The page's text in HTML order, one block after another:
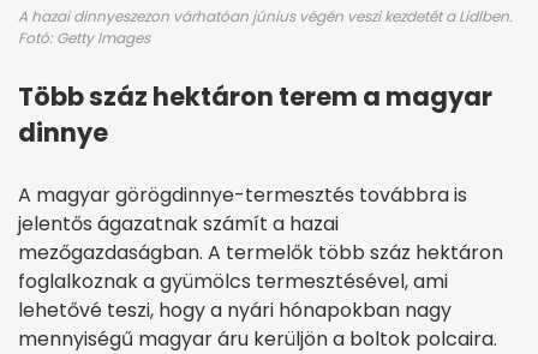
A hazai dinnyeszezon várhatóan június végén veszi kezdetét a Lidlben.
Fotó: Getty Images
Több száz hektáron terem a magyar
dinnye
A magyar görögdinnye-termesztés továbbra is
jelentős ágazatnak számít a hazai
mezőgazdaságban. A termelők több száz hektáron
foglalkoznak a gyümölcs termesztésével, ami
lehetővé teszi, hogy a nyári hónapokban nagy
mennyiségű magyar áru kerüljön a boltok polcaira.